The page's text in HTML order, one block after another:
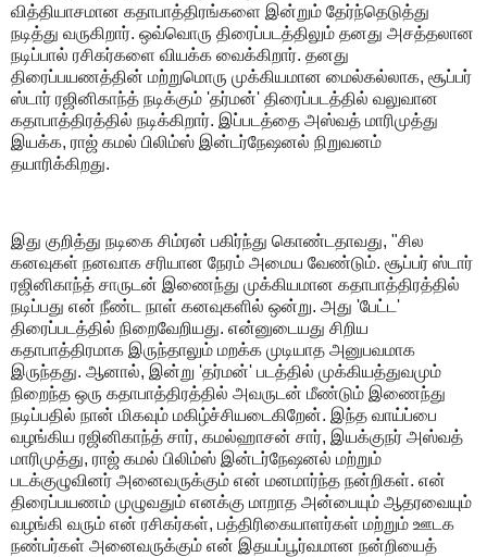
வித்தியாசமான கதாபாத்திரங்களை இன்றும் தேர்ந்தெடுத்து
நடித்து வருகிறார். ஒவ்வொரு திரைப்படத்திலும் தனது அசத்தலான
நடிப்பால் ரசிகர்களை வியக்க வைக்கிறார். தனது
திரைப்பயணத்தின் மற்றுமொரு முக்கியமான மைல்கல்லாக, சூப்பர்
ஸ்டார் ரஜினிகாந்த் நடிக்கும் 'தர்மன்' திரைப்படத்தில் வலுவான
கதாபாத்திரத்தில் நடிக்கிறார். இப்படத்தை அஸ்வத் மாரிமுத்து
இயக்க, ராஜ் கமல் பிலிம்ஸ் இன்டர்நேஷனல் நிறுவனம்
தயாரிக்கிறது.
இது குறித்து நடிகை சிம்ரன் பகிர்ந்து கொண்டதாவது, "சில
கனவுகள் நனவாக சரியான நேரம் அமைய வேண்டும். சூப்பர் ஸ்டார்
ரஜினிகாந்த் சாருடன் இணைந்து முக்கியமான கதாபாத்திரத்தில்
நடிப்பது என் நீண்ட நாள் கனவுகளில் ஒன்று. அது 'பேட்ட'
திரைப்படத்தில் நிறைவேறியது. என்னுடையது சிறிய
கதாபாத்திரமாக இருந்தாலும் மறக்க முடியாத அனுபவமாக
இருந்தது. ஆனால், இன்று 'தர்மன்' படத்தில் முக்கியத்துவமும்
நிறைந்த ஒரு கதாபாத்திரத்தில் அவருடன் மீண்டும் இணைந்து
நடிப்பதில் நான் மிகவும் மகிழ்ச்சியடைகிறேன். இந்த வாய்ப்பை
வழங்கிய ரஜினிகாந்த் சார், கமல்ஹாசன் சார், இயக்குநர் அஸ்வத்
மாரிமுத்து, ராஜ் கமல் பிலிம்ஸ் இன்டர்நேஷனல் மற்றும்
படக்குழுவினர் அனைவருக்கும் என் மனமார்ந்த நன்றிகள். என்
திரைப்பயணம் முழுவதும் எனக்கு மாறாத அன்பையும் ஆதரவையும்
வழங்கி வரும் என் ரசிகர்கள், பத்திரிகையாளர்கள் மற்றும் ஊடக
நண்பர்கள் அனைவருக்கும் என் இதயப்பூர்வமான நன்றியைத்